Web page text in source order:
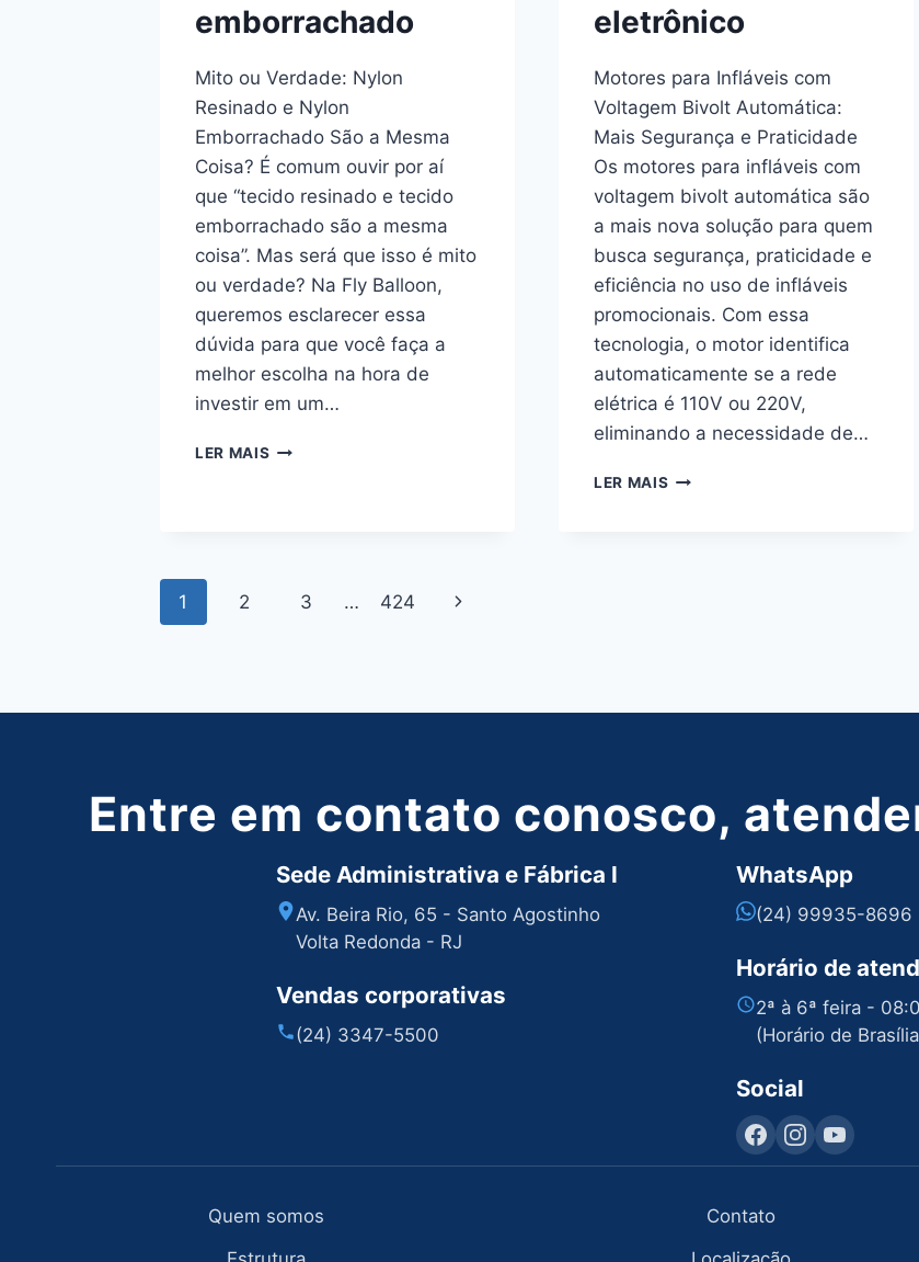
emborrachado
Mito ou Verdade: Nylon
Resinado e Nylon
Emborrachado São a Mesma
Coisa? É comum ouvir por aí
que “tecido resinado e tecido
emborrachado são a mesma
coisa”. Mas será que isso é mito
ou verdade? Na Fly Balloon,
queremos esclarecer essa
dúvida para que você faça a
melhor escolha na hora de
investir em um…
LER MAIS NYLON
eletrônico
Motores para Infláveis com
Voltagem Bivolt Automática:
Mais Segurança e Praticidade
Os motores para infláveis com
voltagem bivolt automática são
a mais nova solução para quem
busca segurança, praticidade e
eficiência no uso de infláveis
promocionais. Com essa
tecnologia, o motor identifica
automaticamente se a rede
elétrica é 110V ou 220V,
eliminando a necessidade de…
LER MAIS NOVO
Navegação
1 2 3 … 424
Página
Entre em contato conosco,
Sede Administrativa e Fábrica I
Av. Beira Rio, 65 - Santo Agostinho
Volta Redonda - RJ
Vendas corporativas
(24) 3347-5500
WhatsApp
(24) 99935-8696
Horário de
2ª à 6ª feira -
(Horário de
Social
Quem somos
Contato